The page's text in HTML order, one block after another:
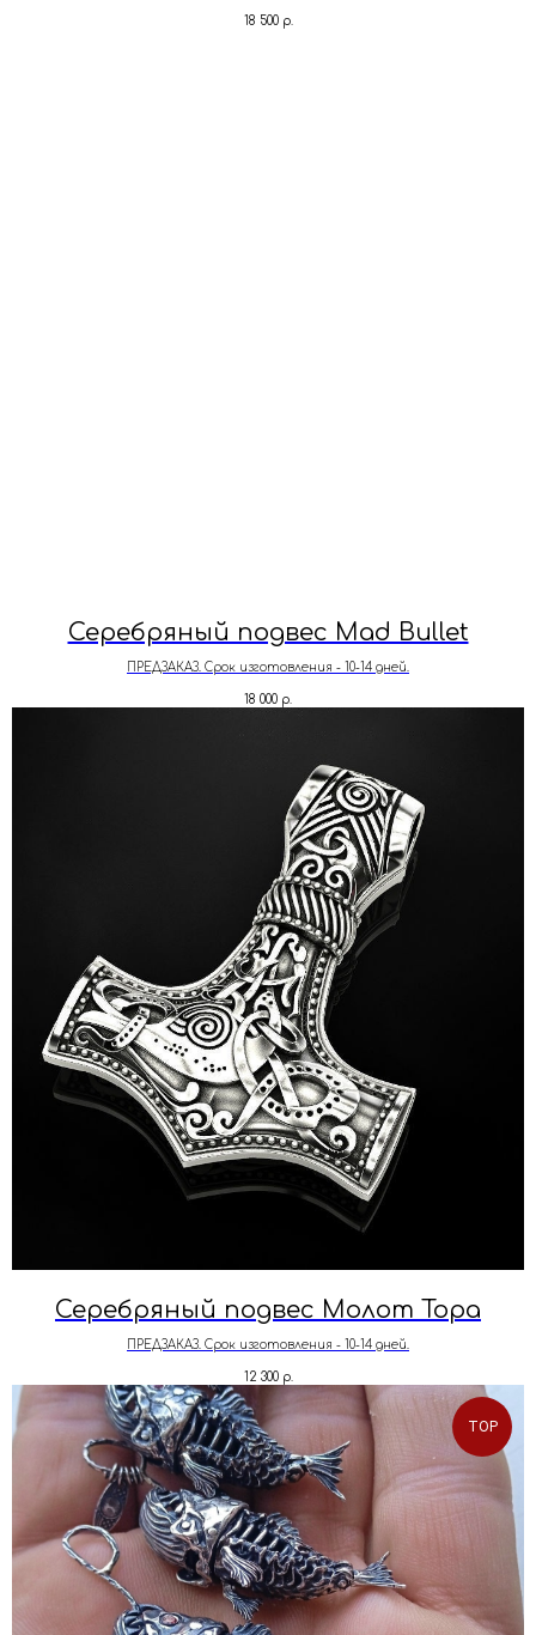
18 500 р.
Серебряный подвес Mad Bullet
ПРЕДЗАКАЗ. Срок изготовления - 10-14 дней.
18 000 р.
Серебряный подвес Молот Тора
ПРЕДЗАКАЗ. Срок изготовления - 10-14 дней.
12 300 р.
TOP